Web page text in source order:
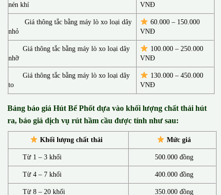
nén khí
VNĐ
Giá thông tắc bằng máy lò xo loại dây
nhỏ
60.000 – 150.000
VNĐ
Giá thông tắc bằng máy lò xo loại dây
nhỡ
100.000 – 250.000
VNĐ
Giá thông tắc bằng máy lò xo loại dây
to
130.000 –450.000
VNĐ
Bảng báo giá Hút Bể Phốt dựa vào khối lượng chất thải hút
ra, báo giá dịch vụ rút hầm cầu được tính như sau:
Khối lượng chất thải Mức giá
Từ 1 – 3 khối 500.000 đồng
Từ 4 – 7 khối 400.000 đồng
Từ 8 – 20 khối 350.000 đồng